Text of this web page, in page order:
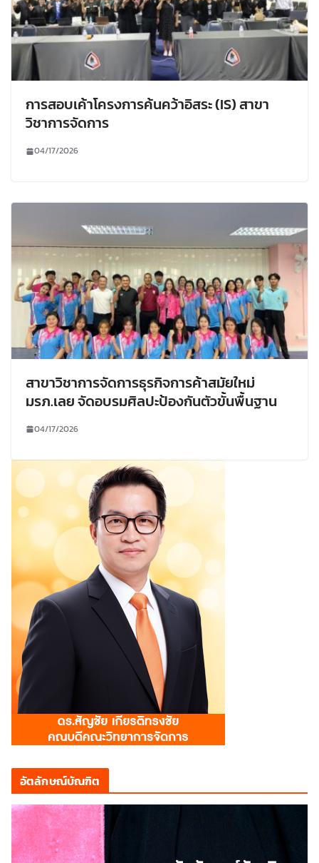
การสอบเค้าโครงการค้นคว้าอิสระ (IS) สาขา
วิชาการจัดการ
04/17/2026
สาขาวิชาการจัดการธุรกิจการค้าสมัยใหม่
มรภ.เลย จัดอบรมศิลปะป้องกันตัวขั้นพื้นฐาน
04/17/2026
อัตลักษณ์บัณฑิต